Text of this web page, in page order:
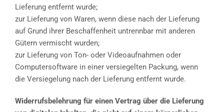
Lieferung entfernt wurde;
zur Lieferung von Waren, wenn diese nach der Lieferung
auf Grund ihrer Beschaffenheit untrennbar mit anderen
Gütern vermischt wurden;
zur Lieferung von Ton- oder Videoaufnahmen oder
Computersoftware in einer versiegelten Packung, wenn
die Versiegelung nach der Lieferung entfernt wurde.
Widerrufsbelehrung für einen Vertrag über die Lieferung